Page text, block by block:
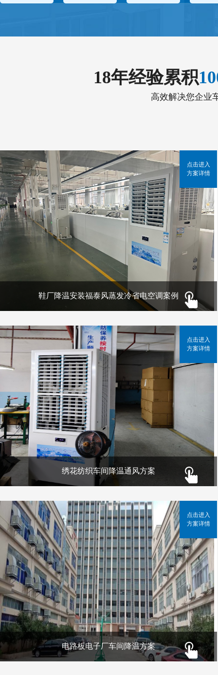
18年经验累积
高效解决您企业
鞋厂降温安装福泰风蒸发冷省电空调案例
点击进入
方案详情
绣花纺织车间降温通风方案
点击进入
方案详情
电路板电子厂车间降温方案
点击进入
方案详情